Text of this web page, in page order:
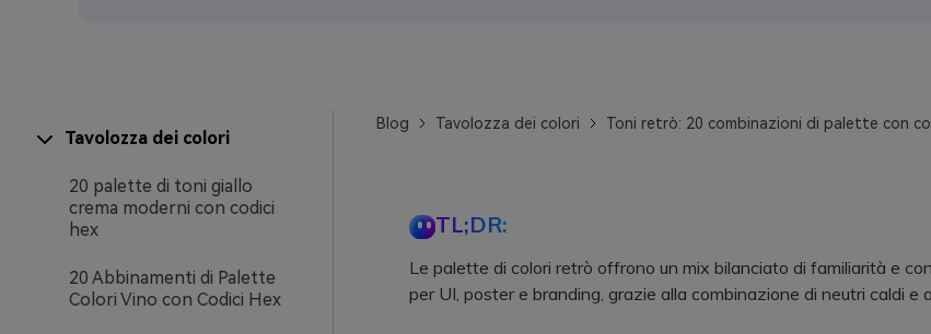
Tavolozza dei colori
20 palette di toni giallo
crema moderni con codici
hex
20 Abbinamenti di Palette
Colori Vino con Codici Hex
Blog Tavolozza dei colori Toni retrò: 20 combinazioni di palette con
TL;DR:
Le palette di colori retrò offrono un mix bilanciato di familiarità e
per UI, poster e branding, grazie alla combinazione di neutri caldi e